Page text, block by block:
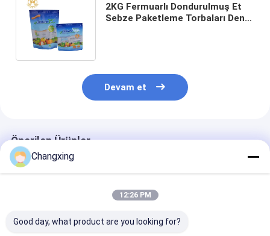
2KG Fermuarlı Dondurulmuş Et
Sebze Paketleme Torbaları Deniz
Devam et
Önerilen Ürünler
Changxing
12:26 PM
Good day, what product are you looking for?